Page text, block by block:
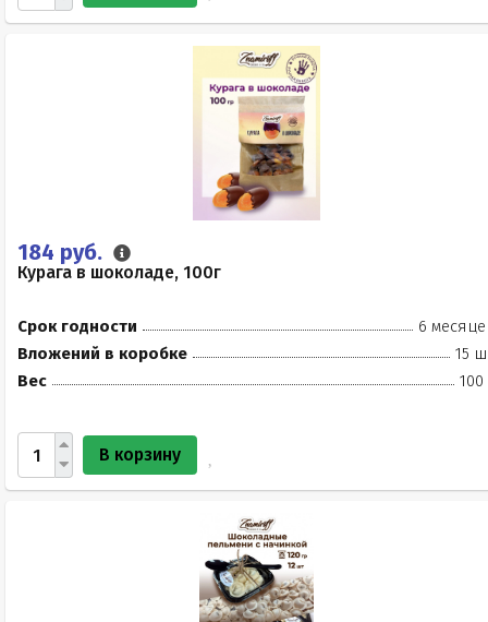
184 руб.
Курага в шоколаде, 100г
Срок годности
6
Вложений в коробке
15
Вес
100
В корзину